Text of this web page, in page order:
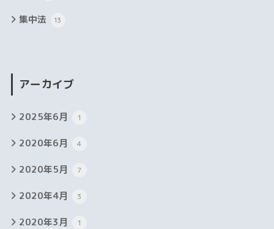
集中法 13
アーカイブ
2025年6月 1
2020年6月 4
2020年5月 7
2020年4月 3
2020年3月 1